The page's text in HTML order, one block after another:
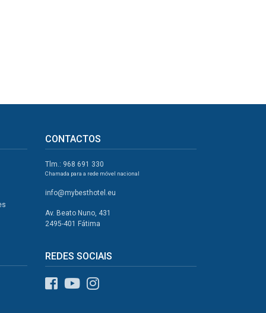
CONTACTOS
Tlm.: 968 691 330
Chamada para a rede móvel nacional
info@mybesthotel.eu
Av. Beato Nuno, 431
2495-401 Fátima
REDES SOCIAIS